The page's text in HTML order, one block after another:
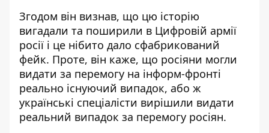
Згодом він визнав, що цю історію
вигадали та поширили в Цифровій армії
росії і це нібито дало сфабрикований
фейк. Проте, він каже, що росіяни могли
видати за перемогу на інформ-фронті
реально існуючий випадок, або ж
українські спеціалісти вирішили видати
реальний випадок за перемогу росіян.